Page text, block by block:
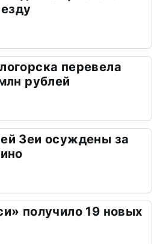
перевела
рублей
Зеи осуждены за
получило 19 новых